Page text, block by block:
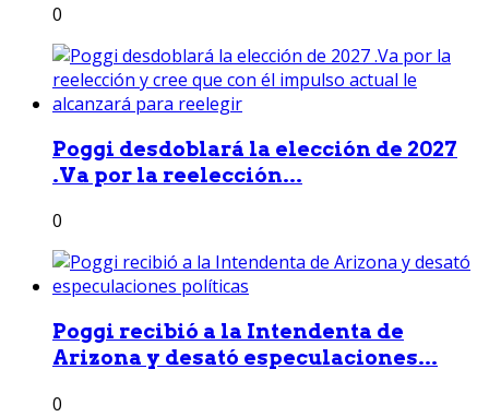
0
Poggi desdoblará la elección de 2027
.Va por la reelección...
0
Poggi recibió a la Intendenta de
Arizona y desató especulaciones...
0